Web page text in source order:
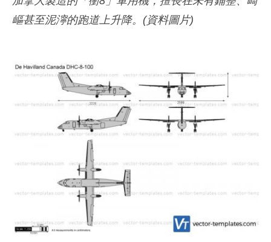
嶇甚至泥濘的跑道上升降。(資料圖片)